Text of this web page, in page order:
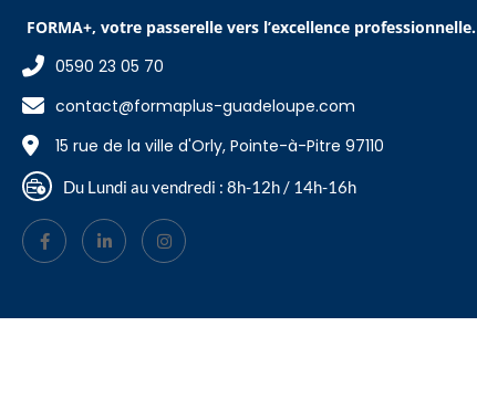
FORMA+, votre passerelle vers l’excellence professionnelle.
0590 23 05 70
contact@formaplus-guadeloupe.com
15 rue de la ville d'Orly, Pointe-à-Pitre 97110
Du Lundi au vendredi : 8h-12h / 14h-16h